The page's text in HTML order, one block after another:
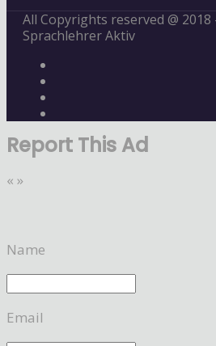
All Copyrights reserved @ 2018
Sprachlehrer Aktiv
Report This Ad
« »
Name
Email